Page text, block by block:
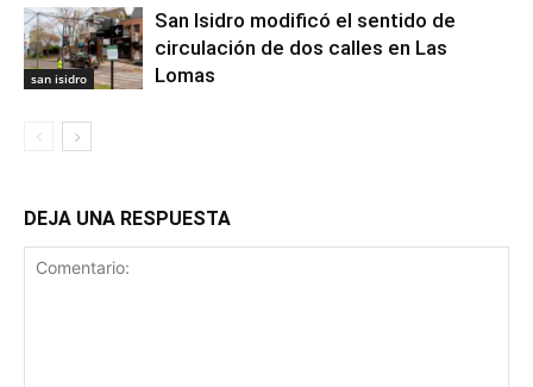
san isidro
San Isidro modificó el sentido de
circulación de dos calles en Las
Lomas
DEJA UNA RESPUESTA